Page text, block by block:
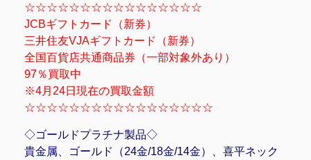
☆☆☆☆☆☆☆☆☆☆☆☆☆☆☆☆
JCBギフトカード（新券）
三井住友VJAギフトカード（新券）
全国百貨店共通商品券（一部対象外あり）
97％買取中
※4月24日現在の買取金額
☆☆☆☆☆☆☆☆☆☆☆☆☆☆☆☆☆
◇ゴールドプラチナ製品◇
貴金属、ゴールド（24金/18金/14金）、喜平ネック